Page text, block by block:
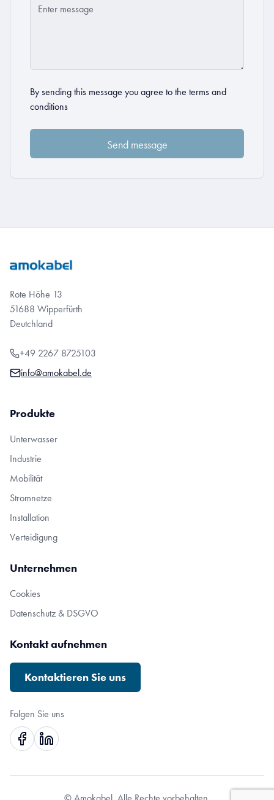
By sending this message you agree to the terms and
conditions
Rote Höhe 13
51688 Wipperfürth
Deutchland
+49 2267 8725103
info@amokabel.de
Produkte
Unterwasser
Industrie
Mobilität
Stromnetze
Installation
Verteidigung
Unternehmen
Cookies
Datenschutz & DSGVO
Kontakt aufnehmen
Kontaktieren Sie uns
Folgen Sie uns